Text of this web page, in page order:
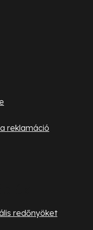
reklamáció
redőnyöket